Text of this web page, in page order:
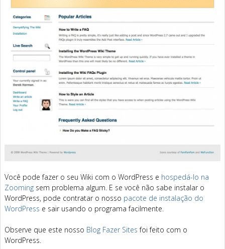
Você pode fazer o seu Wiki com o WordPress e hospedá-lo na
Zooming sem problema algum. E se você não sabe instalar o
WordPress, pode contratar o nosso pacote de instalação do
WordPress e sair usando o programa facilmente.
Observe que este nosso Blog Fazer Sites foi feito com o
WordPress.